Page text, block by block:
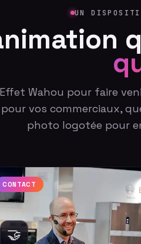
UN
Effet Wahou pour faire
pour vos commerciaux,
photo logotée pour
CONTACT
🤝